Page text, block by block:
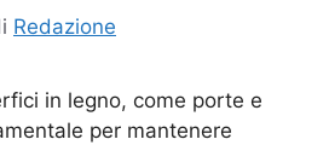
Redazione
in legno, come porte e
per mantenere